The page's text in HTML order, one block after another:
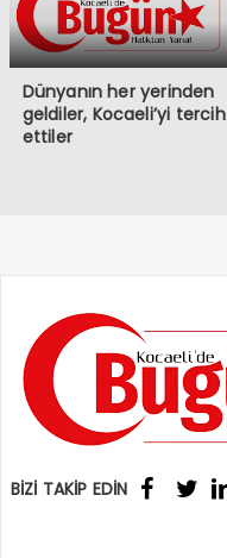
Dünyanın her yerinden
geldiler, Kocaeli’yi tercih
ettiler
BİZİ TAKİP EDİN